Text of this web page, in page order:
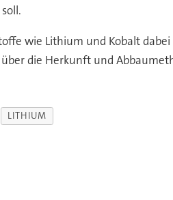
wie Lithium und Kobalt
die Herkunft und
LITHIUM